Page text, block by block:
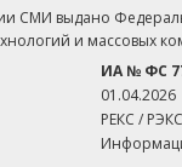
СМИ выдано
и массовых
ИА № ФС
01.04.2026
РЕКС / РЭКС